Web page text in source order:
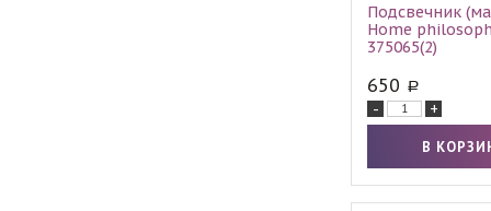
Подсвечник
Home
375065(2)
650
- +